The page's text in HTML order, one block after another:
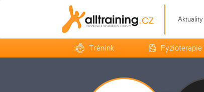
Trénink Fyzioterapie